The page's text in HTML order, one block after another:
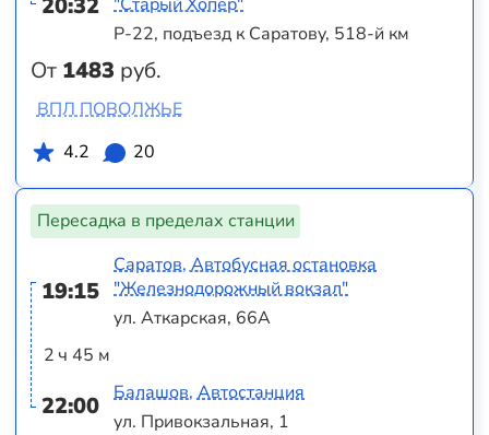
20:32
От 1483 руб.
Р-22, подъезд к Саратову, 518-й км
ВПЛ ПОВОЛЖЬЕ
4.2
20
Пересадка в пределах станции
19:15
2 ч 45 м
22:00
Саратов, Автобусная остановка
"Железнодорожный вокзал"
ул. Аткарская, 66А
Балашов, Автостанция
ул. Привокзальная, 1